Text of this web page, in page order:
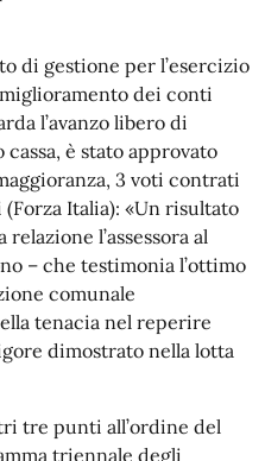
di gestione per l’esercizio
dei conti
l’avanzo libero di
è stato approvato
3 voti contrati
Italia): «Un risultato
l’assessora al
– che testimonia l’ottimo
comunale
tenacia nel reperire
dimostrato nella lotta
tre punti all’ordine del
triennale degli